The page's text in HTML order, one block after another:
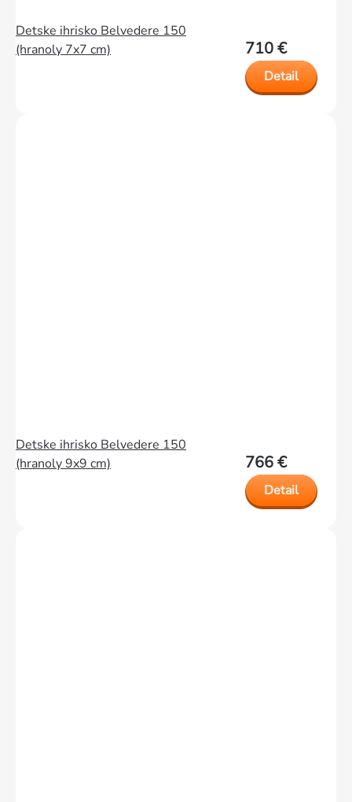
Detske ihrisko Belvedere 150
(hranoly 7x7 cm)
710 €
Detail
Detske ihrisko Belvedere 150
(hranoly 9x9 cm)
766 €
Detail